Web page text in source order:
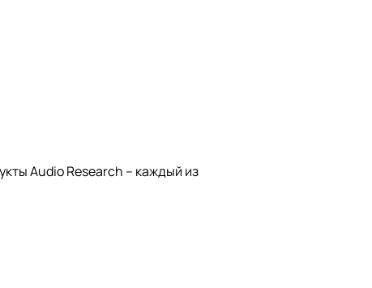
Audio Research – каждый из